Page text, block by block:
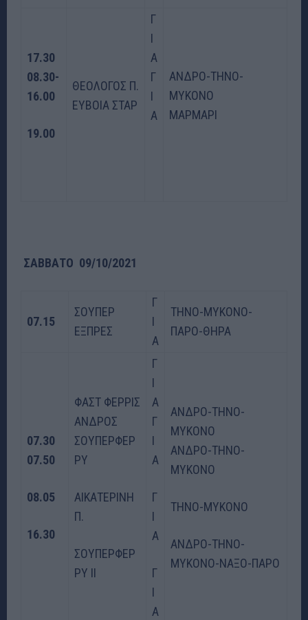
17.30
08.30-
16.00
19.00
ΘΕΟΛΟΓΟΣ Π.
ΕΥΒΟΙΑ ΣΤΑΡ
Γ
Ι
Α
Γ
Ι
Α
ΑΝΔΡΟ-ΤΗΝΟ-
ΜΥΚΟΝΟ
ΜΑΡΜΑΡΙ
ΣΑΒΒΑΤΟ 09/10/2021
07.15
ΣΟΥΠΕΡ
ΕΞΠΡΕΣ
Γ
Ι
Α
ΤΗΝΟ-ΜΥΚΟΝΟ-
ΠΑΡΟ-ΘΗΡΑ
07.30
07.50
08.05
16.30
ΦΑΣΤ ΦΕΡΡΙΣ
ΑΝΔΡΟΣ
ΣΟΥΠΕΡΦΕΡ
ΡΥ
ΑΙΚΑΤΕΡΙΝΗ
Π.
ΣΟΥΠΕΡΦΕΡ
ΡΥ ΙΙ
Γ
Ι
Α
Γ
Ι
Α
Γ
Ι
Α
Γ
Ι
Α
ΑΝΔΡΟ-ΤΗΝΟ-
ΜΥΚΟΝΟ
ΑΝΔΡΟ-ΤΗΝΟ-
ΜΥΚΟΝΟ
ΤΗΝΟ-ΜΥΚΟΝΟ
ΑΝΔΡΟ-ΤΗΝΟ-
ΜΥΚΟΝΟ-ΝΑΞΟ-ΠΑΡΟ